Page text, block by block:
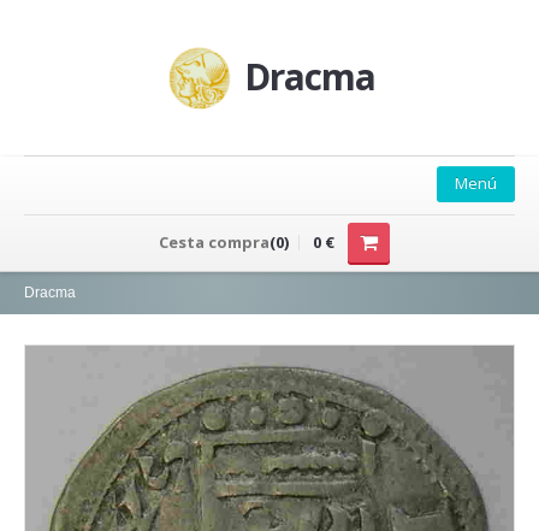
Dracma
Menú
QUIÉNES SOMOS
CONTACTO
CATÁLOGO
CATÁLOGO EXCEL
Cesta compra(0) 0 €
Dracma